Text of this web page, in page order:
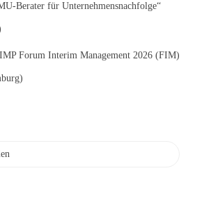
Berater für Unternehmensnachfolge“
Forum Interim Management 2026 (FIM)